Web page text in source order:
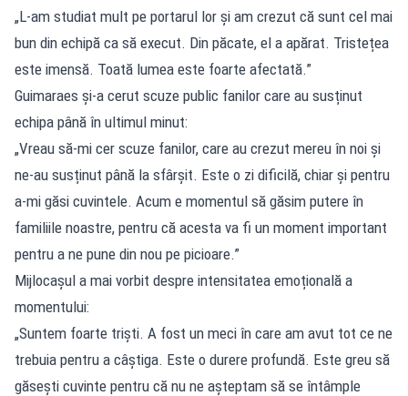
„L-am studiat mult pe portarul lor și am crezut că sunt cel mai
bun din echipă ca să execut. Din păcate, el a apărat. Tristețea
este imensă. Toată lumea este foarte afectată.”
Guimaraes și-a cerut scuze public fanilor care au susținut
echipa până în ultimul minut:
„Vreau să-mi cer scuze fanilor, care au crezut mereu în noi și
ne-au susținut până la sfârșit. Este o zi dificilă, chiar și pentru
a-mi găsi cuvintele. Acum e momentul să găsim putere în
familiile noastre, pentru că acesta va fi un moment important
pentru a ne pune din nou pe picioare.”
Mijlocașul a mai vorbit despre intensitatea emoțională a
momentului:
„Suntem foarte triști. A fost un meci în care am avut tot ce ne
trebuia pentru a câștiga. Este o durere profundă. Este greu să
găsești cuvinte pentru că nu ne așteptam să se întâmple